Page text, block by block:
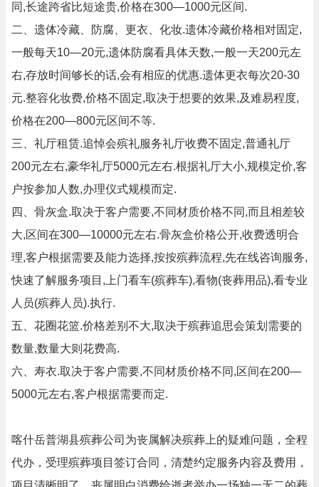
同,长途跨省比短途贵,价格在300—1000元区间.
二、遗体冷藏、防腐、更衣、化妆.遗体冷藏价格相对固定,
一般每天10—20元,遗体防腐看具体天数,一般一天200元左
右,存放时间够长的话,会有相应的优惠.遗体更衣每次20-30
元.整容化妆费,价格不固定,取决于想要的效果,及难易程度,
价格在200—800元区间不等.
三、礼厅租赁.追悼会殡礼服务礼厅收费不固定,普通礼厅
200元左右,豪华礼厅5000元左右.根据礼厅大小,规模定价,客
户按参加人数,办理仪式规模而定.
四、骨灰盒.取决于客户需要,不同材质价格不同,而且相差较
大,区间在300—10000元左右.骨灰盒价格公开,收费透明合
理,客户根据需要及能力选择,按按殡葬流程,先在线咨询服务,
快速了解服务项目,上门看车(殡葬车),看物(丧葬用品),看专业
人员(殡葬人员).执行.
五、花圈花篮.价格差别不大,取决于殡葬追思会策划需要的
数量,数量大则花费高.
六、寿衣.取决于客户需要,不同材质价格不同,区间在200—
5000元左右,客户根据需要而定.
喀什岳普湖县殡葬公司为丧属解决殡葬上的疑难问题，全程
代办，受理殡葬项目签订合同，清楚约定服务内容及费用，